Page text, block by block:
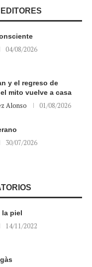
04/08/2026
y el regreso de
mito vuelve a casa
Alonso 01/08/2026
30/07/2026
la piel
14/11/2022